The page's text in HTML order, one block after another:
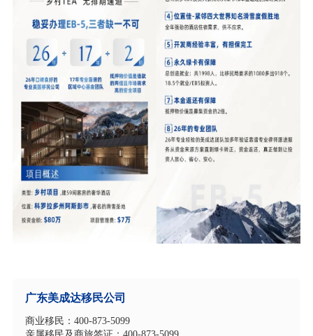
广东美成达移民公司
商业移民：400-873-5099
亲属移民及商旅签证：400-873-5099